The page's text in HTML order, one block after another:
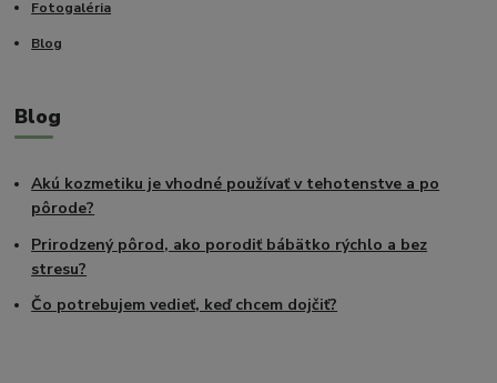
Fotogaléria
Blog
Blog
Akú kozmetiku je vhodné používať v tehotenstve a po
pôrode?
Prirodzený pôrod, ako porodiť bábätko rýchlo a bez
stresu?
Čo potrebujem vedieť, keď chcem dojčiť?